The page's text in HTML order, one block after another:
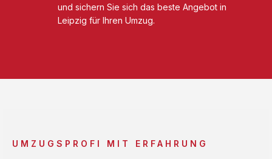
und sichern Sie sich das beste Angebot in
Leipzig für Ihren Umzug.
UMZUGSPROFI MIT ERFAHRUNG